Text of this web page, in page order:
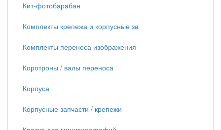
Кит-фотобарабан
Комплекты крепежа и корпусные за
Комплекты переноса изображения
Коротроны / валы переноса
Корпуса
Корпусные запчасти / крепежи